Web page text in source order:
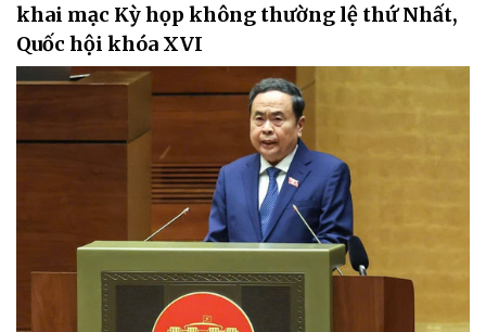
khai mạc Kỳ họp không thường lệ thứ Nhất,
Quốc hội khóa XVI